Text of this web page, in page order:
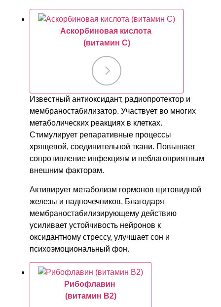
Аскорбиновая кислота
(витамин С)
Известный антиоксидант, радиопротектор и
мембраностабилизатор. Участвует во многих
метаболических реакциях в клетках.
Стимулирует репаративные процессы
хрящевой, соединительной ткани. Повышает
сопротивление инфекциям и неблагоприятным
внешним факторам.
Активирует метаболизм гормонов щитовидной
железы и надпочечников. Благодаря
мембраностабилизирующему действию
усиливает устойчивость нейронов к
оксидантному стрессу, улучшает сон и
психоэмоциональный фон.
Рибофлавин
(витамин B2)